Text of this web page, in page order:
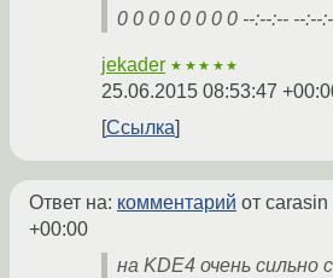
0 0 0 0 0 0 0 0 --:--:-- --:--
jekader ★★★★★
25.06.2015 08:53:47
Ссылка
Ответ на: комментарий от carasin
+00:00
на KDE4 очень сильно